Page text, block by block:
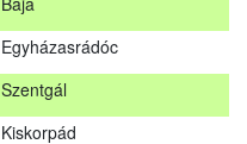
Egyházasrádóc
Szentgál
Kiskorpád
Esztergom
Miskolc
Szilvásvárad